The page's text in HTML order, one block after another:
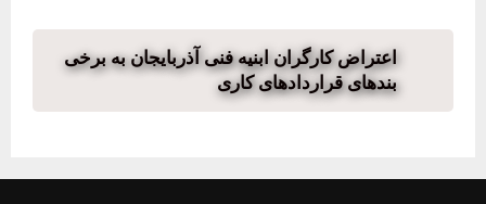
اعتراض کارگران ابنیه فنی آذربایجان به برخی
بندهای قراردادهای کاری